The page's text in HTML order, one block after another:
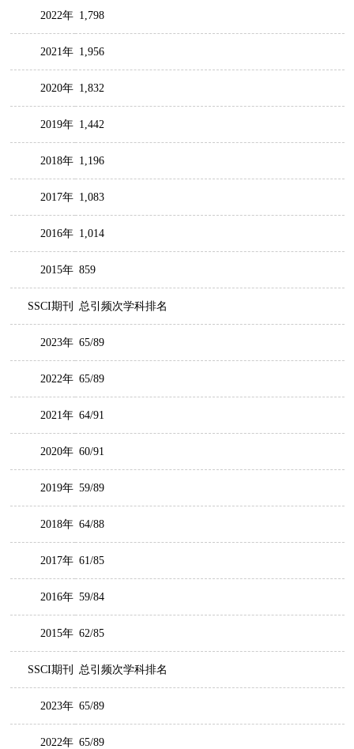
2022年 1,798
2021年 1,956
2020年 1,832
2019年 1,442
2018年 1,196
2017年 1,083
2016年 1,014
2015年 859
SSCI期刊 总引频次学科排名
2023年 65/89
2022年 65/89
2021年 64/91
2020年 60/91
2019年 59/89
2018年 64/88
2017年 61/85
2016年 59/84
2015年 62/85
SSCI期刊 总引频次学科排名
2023年 65/89
2022年 65/89